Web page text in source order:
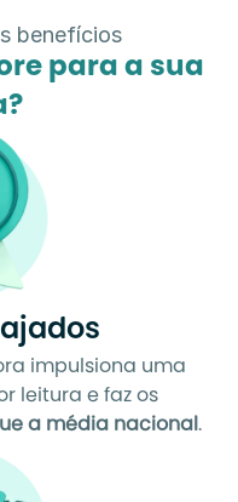
benefícios
para a sua
impulsiona uma
leitura e faz os
a média nacional .